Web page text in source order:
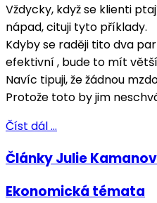
Vždycky, když se klienti
nápad, cituji tyto příklady.
Kdyby se raději tito dva
efektivní , bude to mít
Navíc tipuji, že žádnou
Protože toto by jim
Číst dál …
Články Julie
Ekonomická témata